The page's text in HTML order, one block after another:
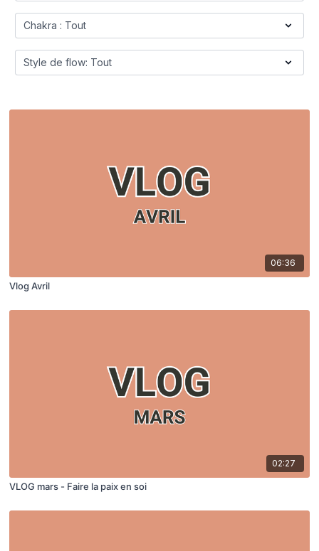
06:36
Vlog Avril
02:27
VLOG mars - Faire la paix en soi